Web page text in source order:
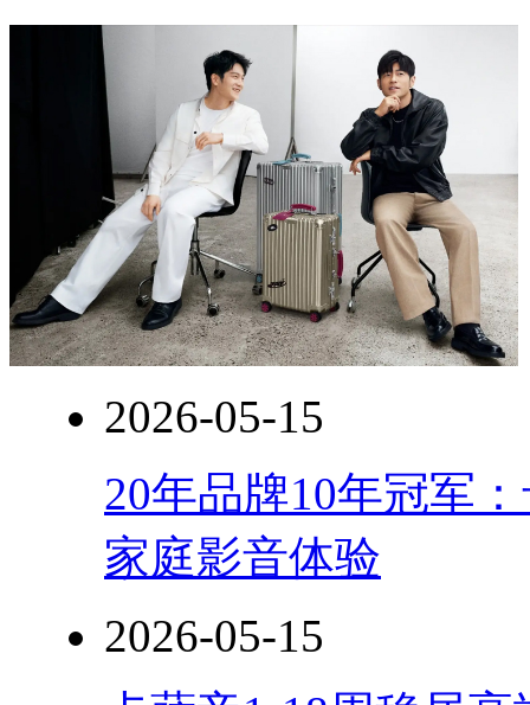
2026-05-15
20年品牌10年冠军
家庭影音体验
2026-05-15